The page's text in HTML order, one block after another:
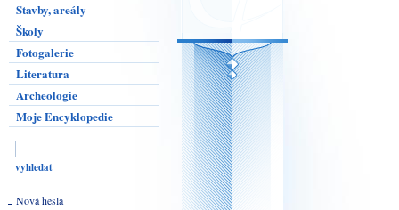
Stavby, areály
Školy
Fotogalerie
Literatura
Archeologie
Moje Encyklopedie
Nová hesla